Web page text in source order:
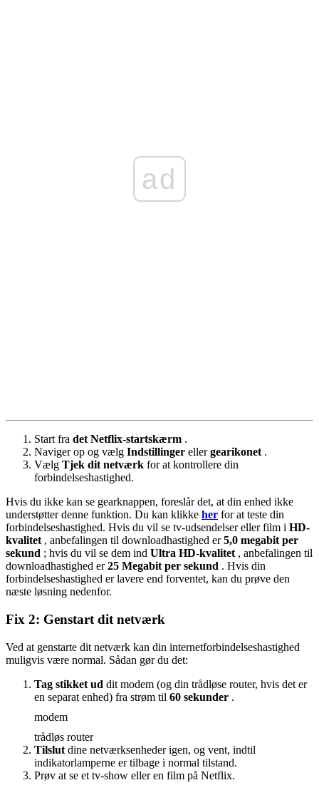
ad
Start fra det Netflix-startskærm .
Naviger op og vælg Indstillinger ellergearikonet .
Vælg Tjek dit netværk for at kontrollere din
forbindelseshastighed.
Hvis du ikke kan se gearknappen, foreslår det, at din enhed ikke
understøtter denne funktion. Du kan klikke her for at teste din
forbindelseshastighed. Hvis du vil se tv-udsendelser eller film i HD-
kvalitet , anbefalingen til downloadhastighed er5,0 megabit per
sekund ; hvis du vil se dem ind Ultra HD-kvalitet , anbefalingen til
downloadhastighed er25 Megabit per sekund . Hvis din
forbindelseshastighed er lavere end forventet, kan du prøve den
næste løsning nedenfor.
Fix 2: Genstart dit netværk
Ved at genstarte dit netværk kan din internetforbindelseshastighed
muligvis være normal. Sådan gør du det:
Tag stikket ud dit modem (og din trådløse router, hvis det er
en separat enhed) fra strøm til 60 sekunder .
modem
trådløs router
Tilslut dine netværksenheder igen, og vent, indtil
indikatorlamperne er tilbage i normal tilstand.
Prøv at se et tv-show eller en film på Netflix.